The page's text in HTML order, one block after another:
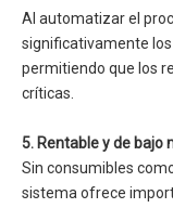
Al automatizar el
significativamente
permitiendo que los
críticas.
5. Rentable y de
Sin consumibles
sistema ofrece